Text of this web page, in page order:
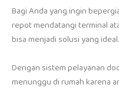
Bagi Anda yang ingin
repot mendatangi terminal
bisa menjadi solusi yang ideal.
Dengan sistem pelayanan
menunggu di rumah karena